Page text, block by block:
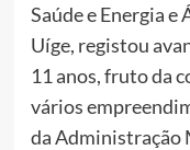
Saúde e Energia e
Uíge, registou
11 anos, fruto da
vários
da Administração